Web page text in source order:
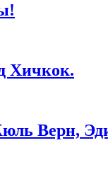
Хичкок.
Верн,